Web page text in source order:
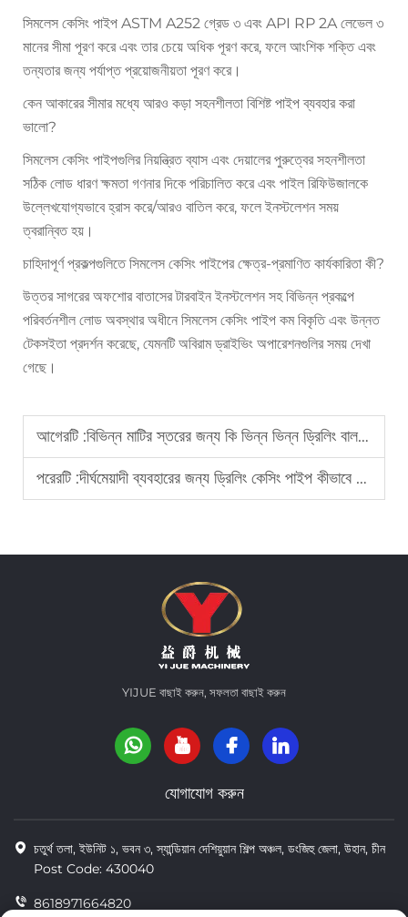
সিমলেস কেসিং পাইপ ASTM A252 গ্রেড ৩ এবং API RP 2A লেভেল ৩
মানের সীমা পূরণ করে এবং তার চেয়ে অধিক পূরণ করে, ফলে আংশিক শক্তি এবং
তন্যতার জন্য পর্যাপ্ত প্রয়োজনীয়তা পূরণ করে।
কেন আকারের সীমার মধ্যে আরও কড়া সহনশীলতা বিশিষ্ট পাইপ ব্যবহার করা
ভালো?
সিমলেস কেসিং পাইপগুলির নিয়ন্ত্রিত ব্যাস এবং দেয়ালের পুরুত্বের সহনশীলতা
সঠিক লোড ধারণ ক্ষমতা গণনার দিকে পরিচালিত করে এবং পাইল রিফিউজালকে
উল্লেখযোগ্যভাবে হ্রাস করে/আরও বাতিল করে, ফলে ইনস্টলেশন সময়
ত্বরান্বিত হয়।
চাহিদাপূর্ণ প্রকল্পগুলিতে সিমলেস কেসিং পাইপের ক্ষেত্র-প্রমাণিত কার্যকারিতা কী?
উত্তর সাগরের অফশোর বাতাসের টারবাইন ইনস্টলেশন সহ বিভিন্ন প্রকল্পে
পরিবর্তনশীল লোড অবস্থার অধীনে সিমলেস কেসিং পাইপ কম বিকৃতি এবং উন্নত
টেকসইতা প্রদর্শন করেছে, যেমনটি অবিরাম ড্রাইভিং অপারেশনগুলির সময় দেখা
গেছে।
আগেরটি :বিভিন্ন মাটির স্তরের জন্য কি ভিন্ন ভিন্ন ড্রিলিং বালতির প্রয়োজন?
পরেরটি :দীর্ঘমেয়াদী ব্যবহারের জন্য ড্রিলিং কেসিং পাইপ কীভাবে রক্ষণাবেক্ষণ করবেন?
YIJUE বাছাই করুন, সফলতা বাছাই করুন
যোগাযোগ করুন
চতুর্থ তলা, ইউনিট ১, ভবন ৩, স্যান্ডিয়ান দেশিয়ুয়ান শিল্প অঞ্চল, ডংজিহু জেলা, উহান, চীন
Post Code: 430040
8618971664820